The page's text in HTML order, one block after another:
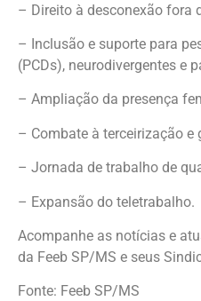
– Direito à desconexão fora
– Inclusão e suporte para
(PCDs), neurodivergentes e
– Ampliação da presença
– Combate à terceirização e
– Jornada de trabalho de
– Expansão do teletrabalho.
Acompanhe as notícias e
da Feeb SP/MS e seus
Fonte: Feeb SP/MS